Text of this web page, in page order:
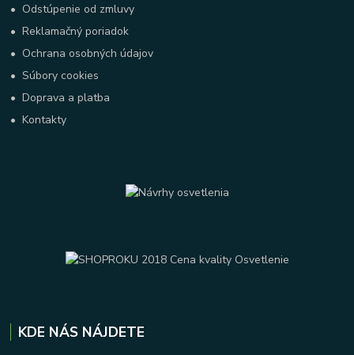
• Odstúpenie od zmluvy
•Reklamačný poriadok
• Ochrana osobných údajov
•Súbory cookies
•Doprava a platba
•Kontakty
KDE NÁS NÁJDETE